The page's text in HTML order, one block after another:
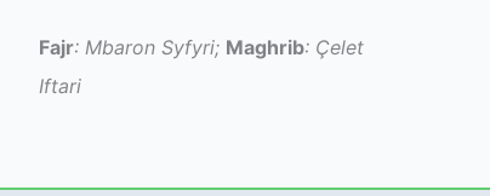
Fajr: Mbaron Syfyri; Maghrib: Çelet
Iftari